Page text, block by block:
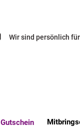
Wir sind persönlich
Gutschein